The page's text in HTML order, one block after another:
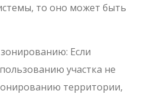
то оно может быть
Если
участка не
территории,